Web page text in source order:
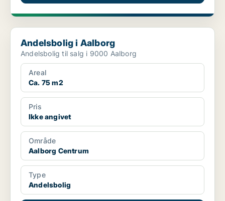
Andelsbolig i Aalborg
Andelsbolig i Aalborg
Andelsbolig til salg i 9000 Aalborg
Areal
Ca. 75 m2
Pris
Ikke angivet
Område
Aalborg Centrum
Type
Andelsbolig